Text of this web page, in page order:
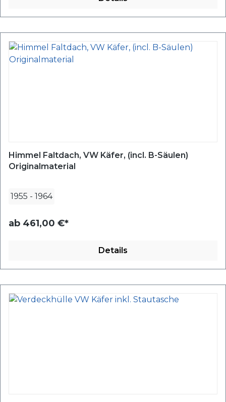
Himmel Faltdach, VW Käfer, (incl. B-Säulen)
Originalmaterial
1955 - 1964
ab 461,00 €*
Details